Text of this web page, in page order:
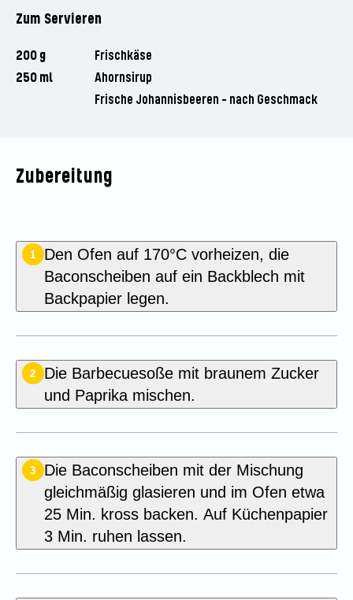
Zum Servieren
200 g
Frischkäse
250 ml
Ahornsirup
Frische Johannisbeeren - nach Geschmack
Zubereitung
1
Den Ofen auf 170°C vorheizen, die
Baconscheiben auf ein Backblech mit
Backpapier legen.
2
Die Barbecuesoße mit braunem Zucker
und Paprika mischen.
3
Die Baconscheiben mit der Mischung
gleichmäßig glasieren und im Ofen etwa
25 Min. kross backen. Auf Küchenpapier
3 Min. ruhen lassen.